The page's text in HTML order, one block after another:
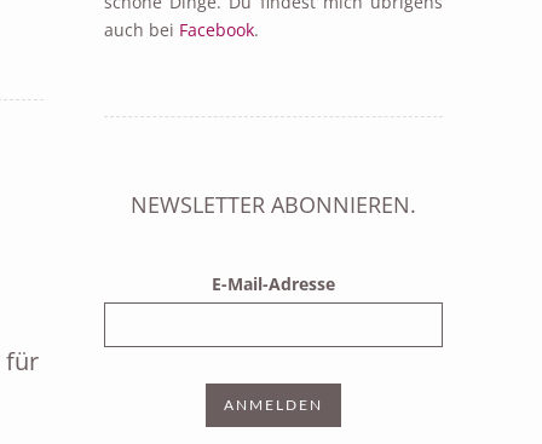
für
auch bei Facebook.
NEWSLETTER ABONNIEREN.
E-Mail-Adresse